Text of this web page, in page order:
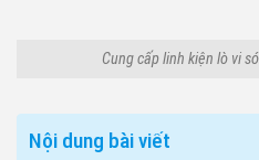
Cung cấp linh kiện lò vi
Nội dung bài viết